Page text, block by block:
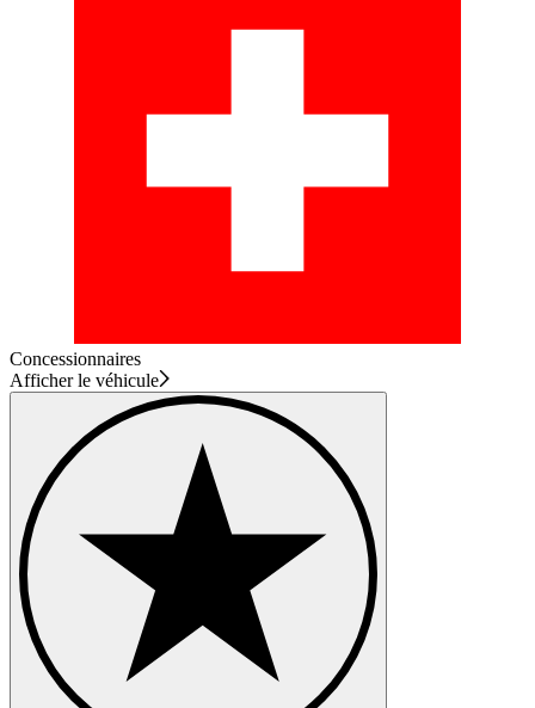
Concessionnaires
Afficher le véhicule